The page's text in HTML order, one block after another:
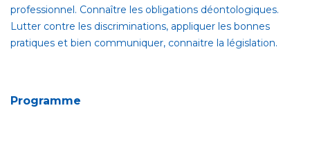
professionnel. Connaître les obligations déontologiques.
Lutter contre les discriminations, appliquer les bonnes
pratiques et bien communiquer, connaitre la législation.
Programme